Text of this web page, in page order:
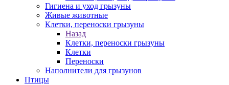
Гигиена и уход грызуны
Живые животные
Клетки, переноски грызуны
Назад
Клетки, переноски грызуны
Клетки
Переноски
Наполнители для грызунов
Птицы